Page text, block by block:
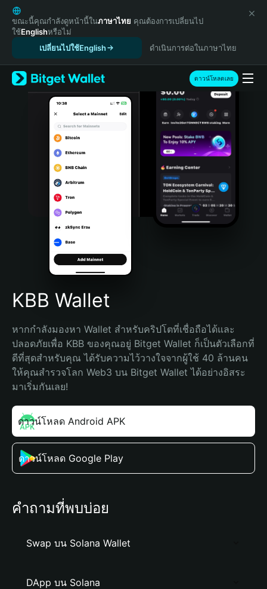
English
日本語
Tiếng Việt
Español (Latinoamérica)
Türkçe
Italiano
Português (Portugal)
Bahasa Indonesia
Português (Brasil)
Español (Argentina)
ขณะนี้คุณกำลังดูหน้านี้ในภาษาไทย คุณต้องการเปลี่ยนไป
ใช้Englishหรือไม่
เปลี่ยนไปใช้English
ดำเนินการต่อในภาษาไทย
ดาวน์โหลดเลย
KBB Wallet
หากกำลังมองหา Wallet สำหรับคริปโตที่เชื่อถือได้และ
ปลอดภัยเพื่อ KBB ของคุณอยู่ Bitget Wallet ก็เป็นตัวเลือกที่
ดีที่สุดสำหรับคุณ ได้รับความไว้วางใจจากผู้ใช้ 40 ล้านคน
ให้คุณสำรวจโลก Web3 บน Bitget Wallet ได้อย่างอิสระ
มาเริ่มกันเลย!
ดาวน์โหลด Android APK
ดาวน์โหลด Google Play
คำถามที่พบบ่อย
Swap บน Solana Wallet
DApp บน Solana